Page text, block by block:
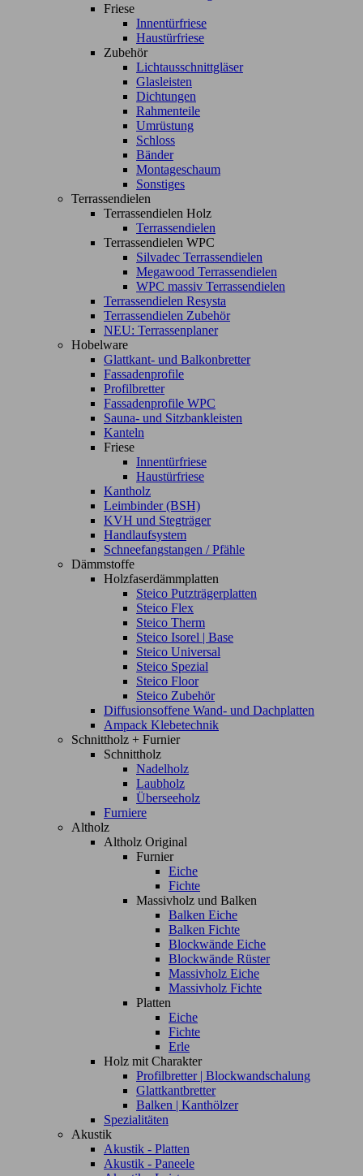
Friese
Innentürfriese
Haustürfriese
Zubehör
Lichtausschnittgläser
Glasleisten
Dichtungen
Rahmenteile
Umrüstung
Schloss
Bänder
Montageschaum
Sonstiges
Terrassendielen
Terrassendielen Holz
Terrassendielen
Terrassendielen WPC
Silvadec Terrassendielen
Megawood Terrassendielen
WPC massiv Terrassendielen
Terrassendielen Resysta
Terrassendielen Zubehör
NEU: Terrassenplaner
Hobelware
Glattkant- und Balkonbretter
Fassadenprofile
Profilbretter
Fassadenprofile WPC
Sauna- und Sitzbankleisten
Kanteln
Friese
Innentürfriese
Haustürfriese
Kantholz
Leimbinder (BSH)
KVH und Stegträger
Handlaufsystem
Schneefangstangen / Pfähle
Dämmstoffe
Holzfaserdämmplatten
Steico Putzträgerplatten
Steico Flex
Steico Therm
Steico Isorel | Base
Steico Universal
Steico Spezial
Steico Floor
Steico Zubehör
Diffusionsoffene Wand- und Dachplatten
Ampack Klebetechnik
Schnittholz + Furnier
Schnittholz
Nadelholz
Laubholz
Überseeholz
Furniere
Altholz
Altholz Original
Furnier
Eiche
Fichte
Massivholz und Balken
Balken Eiche
Balken Fichte
Blockwände Eiche
Blockwände Rüster
Massivholz Eiche
Massivholz Fichte
Platten
Eiche
Fichte
Erle
Holz mit Charakter
Profilbretter | Blockwandschalung
Glattkantbretter
Balken | Kanthölzer
Spezialitäten
Akustik
Akustik - Platten
Akustik - Paneele